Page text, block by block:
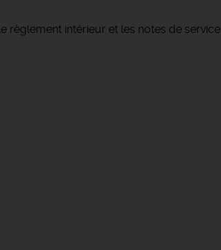
règlement intérieur et les notes de service